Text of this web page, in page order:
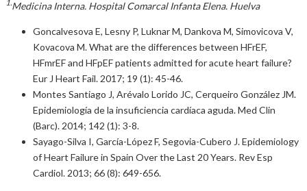
1.Medicina Interna. Hospital Comarcal Infanta Elena. Huelva
Goncalvesova E, Lesny P, Luknar M, Dankova M, Simovicova V,
Kovacova M. What are the differences between HFrEF,
HFmrEF and HFpEF patients admitted for acute heart failure?
Eur J Heart Fail. 2017; 19 (1): 45-46.
Montes Santiago J, Arévalo Lorido JC, Cerqueiro González JM.
Epidemiología de la insuficiencia cardíaca aguda. Med Clin
(Barc). 2014; 142 (1): 3-8.
Sayago-Silva I, García-López F, Segovia-Cubero J. Epidemiology
of Heart Failure in Spain Over the Last 20 Years. Rev Esp
Cardiol. 2013; 66 (8): 649-656.